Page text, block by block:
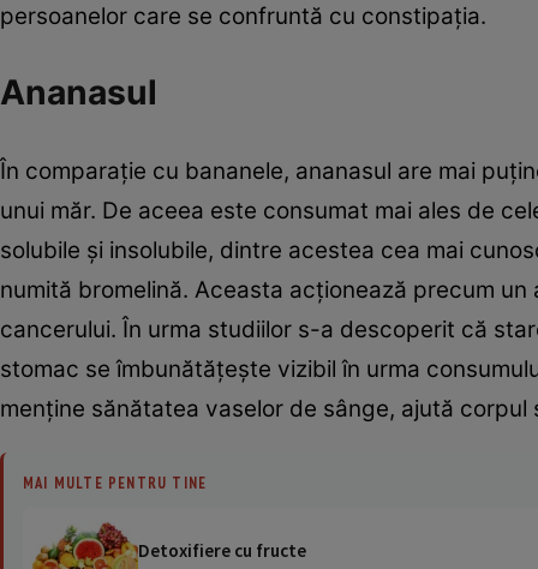
persoanelor care se confruntă cu constipaţia.
Ananasul
În comparaţie cu bananele, ananasul are mai
unui măr. De aceea este consumat mai ales de
solubile şi insolubile, dintre acestea cea mai
numită bromelină. Aceasta acţionează precum
cancerului. În urma studiilor s-a descoperit că
stomac se îmbunătăţeşte vizibil în urma
menţine sănătatea vaselor de sânge, ajută
MAI MULTE PENTRU TINE
Detoxifiere cu fructe